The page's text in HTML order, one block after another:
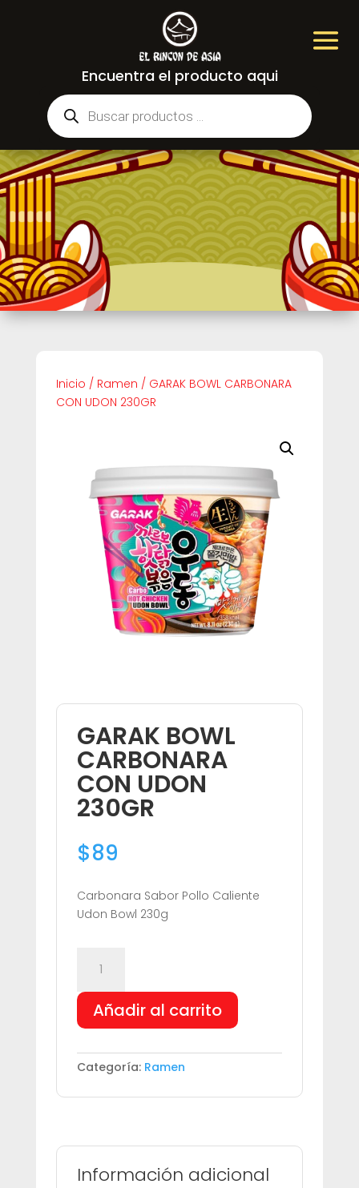
Encuentra el producto aqui
Búsqueda
de
productos
Inicio / Ramen / GARAK BOWL CARBONARA
CON UDON 230GR
GARAK BOWL
CARBONARA
CON UDON
230GR
$89
Carbonara Sabor Pollo Caliente
Udon Bowl 230g
BOWL
CARBONARA
CON
UDON
cantidad
Añadir al carrito
Categoría: Ramen
Información adicional